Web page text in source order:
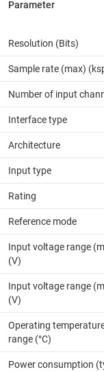
Resolution (Bits)
Sample rate (max)
Number of input
Interface type
Architecture
Input type
Rating
Reference mode
Input voltage range
(V)
Input voltage range
(V)
Operating
range (°C)
Power consumption